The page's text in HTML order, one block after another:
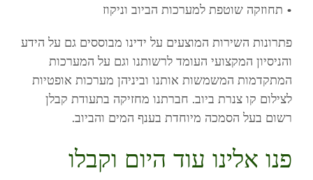
• תחוזקה שוטפת למערכות הביוב וניקוז
פתרונות השירות המוצעים על ידינו מבוססים גם על הידע
והניסיון המקצועי העומד לרשותנו וגם על המערכות
המתקדמות המשמשות אותנו וביניהן מערכות אופטיות
לצילום קו צנרת ביוב. חברתנו מחזיקה בתעודת קבלן
רשום בעל הסמכה מיוחדת בענף המים והביוב.
פנו אלינו עוד היום וקבלו